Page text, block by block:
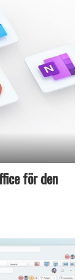
för den